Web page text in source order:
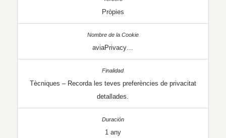
Pròpies
aviaPrivacy…
Tècniques – Recorda les teves preferències de privacitat
detallades.
1 any